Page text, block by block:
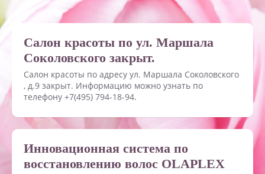
Салон красоты по ул. Маршала
Соколовского закрыт.
Салон красоты по адресу ул. Маршала Соколовского
, д.9 закрыт. Информацию можно узнать по
телефону +7(495) 794-18-94.
Инновационная система по
восстановлению волос OLAPLEX